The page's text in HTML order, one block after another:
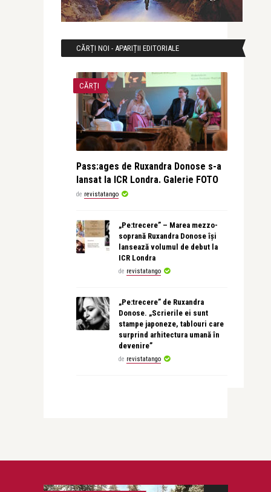
CĂRȚI NOI - APARIȚII EDITORIALE
CĂRȚI
Pass:ages de Ruxandra Donose s-a
lansat la ICR Londra. Galerie FOTO
de revistatango
„Pe:trecere” – Marea mezzo-
soprană Ruxandra Donose își
lansează volumul de debut la
ICR Londra
de revistatango
„Pe:trecere” de Ruxandra
Donose. „Scrierile ei sunt
stampe japoneze, tablouri care
surprind arhitectura umană în
devenire”
de revistatango